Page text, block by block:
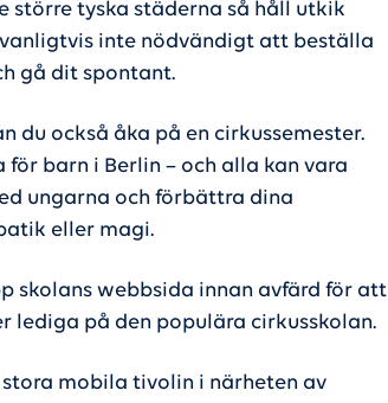
större tyska städerna så håll utkik
inte nödvändigt att beställa
gå dit spontant.
du också åka på en cirkussemester.
barn i Berlin – och alla kan vara
ungarna och förbättra dina
eller magi.
skolans webbsida innan avfärd för att
lediga på den populära cirkusskolan.
mobila tivolin i närheten av